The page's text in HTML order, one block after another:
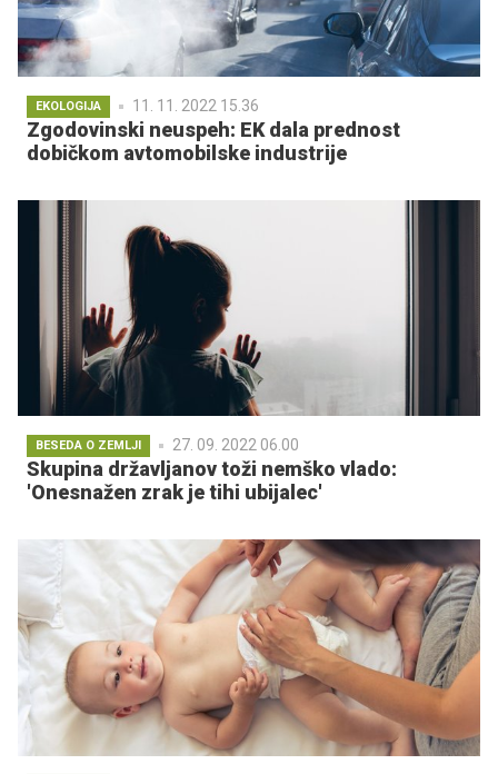
EKOLOGIJA 11. 11. 2022 15.36
Zgodovinski neuspeh: EK dala prednost
dobičkom avtomobilske industrije
BESEDA O ZEMLJI 27. 09. 2022 06.00
Skupina državljanov toži nemško vlado:
'Onesnažen zrak je tihi ubijalec'